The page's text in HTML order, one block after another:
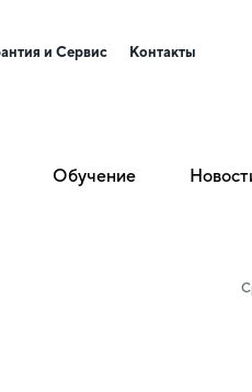
и Сервис Контакты
Обучение